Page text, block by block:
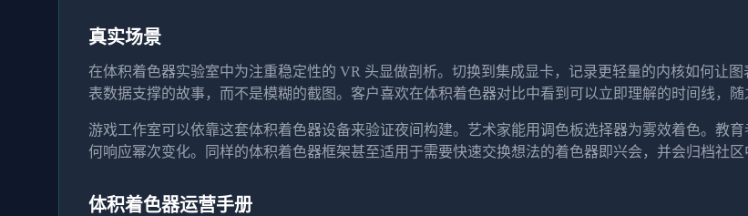
真实场景
在体积着色器实验室中为注重稳定性的 VR 头显做剖析。切换到集成显卡，记录更轻量的内核如何让
表数据支撑的故事，而不是模糊的截图。客户喜欢在体积着色器对比中看到可以立即理解的时间线，随
游戏工作室可以依靠这套体积着色器设备来验证夜间构建。艺术家能用调色板选择器为雾效着色。教
何响应幂次变化。同样的体积着色器框架甚至适用于需要快速交换想法的着色器即兴会，并会归档社区
体积着色器运营手册